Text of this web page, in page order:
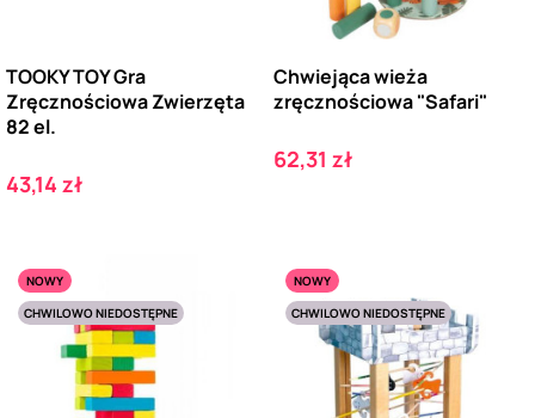
TOOKY TOY Gra
Zręcznościowa Zwierzęta
82 el.
Cena
43,14 zł
Chwiejąca wieża
zręcznościowa "Safari"
Cena
62,31 zł
NOWY
CHWILOWO NIEDOSTĘPNE
NOWY
CHWILOWO NIEDOSTĘPNE